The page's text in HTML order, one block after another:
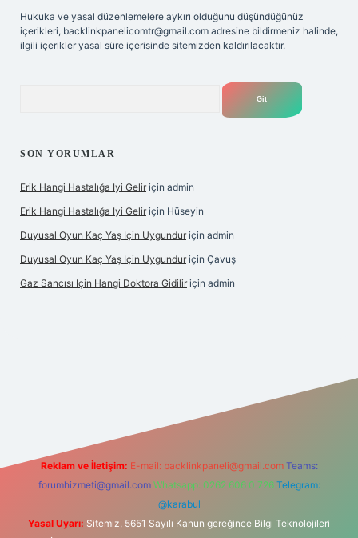
Hukuka ve yasal düzenlemelere aykırı olduğunu düşündüğünüz
içerikleri, backlinkpanelicomtr@gmail.com adresine bildirmeniz halinde,
ilgili içerikler yasal süre içerisinde sitemizden kaldırılacaktır.
SON YORUMLAR
Erik Hangi Hastalığa Iyi Gelir için admin
Erik Hangi Hastalığa Iyi Gelir için Hüseyin
Duyusal Oyun Kaç Yaş Için Uygundur için admin
Duyusal Oyun Kaç Yaş Için Uygundur için Çavuş
Gaz Sancısı Için Hangi Doktora Gidilir için admin
Reklam ve İletişim: E-mail: backlinkpaneli@gmail.com Teams:
forumhizmeti@gmail.com Whatsapp: 0262 606 0 726 Telegram:
@karabul
Yasal Uyarı: Sitemiz, 5651 Sayılı Kanun gereğince Bilgi Teknolojileri